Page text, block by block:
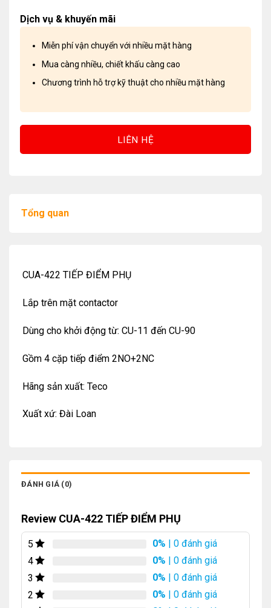
Dịch vụ & khuyến mãi
Miễn phí vận chuyển với nhiều mặt hàng
Mua càng nhiều, chiết khấu càng cao
Chương trình hỗ trợ kỹ thuật cho nhiều mặt hàng
LIÊN HỆ
Tổng quan
CUA-422 TIẾP ĐIỂM PHỤ
Lắp trên mặt contactor
Dùng cho khởi động từ: CU-11 đến CU-90
Gồm 4 cặp tiếp điểm 2NO+2NC
Hãng sản xuất: Teco
Xuất xứ: Đài Loan
ĐÁNH GIÁ (0)
Review CUA-422 TIẾP ĐIỂM PHỤ
5 0% | 0 đánh giá
4
0% | 0 đánh giá
3
0% | 0 đánh giá
2
0% | 0 đánh giá